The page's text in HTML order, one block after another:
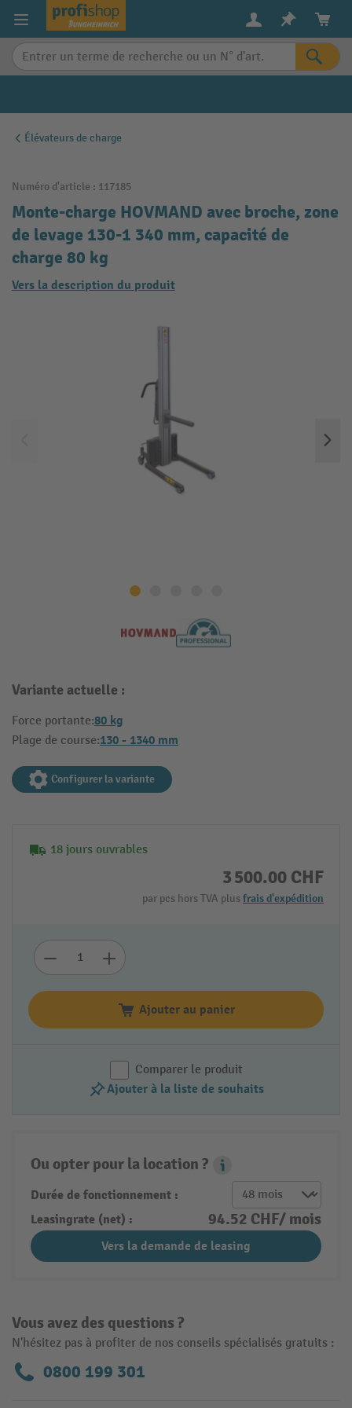
content
Élévateurs de charge
Numéro d'article : 117185
Monte-charge HOVMAND avec broche, zone
de levage 130-1 340 mm, capacité de
charge 80 kg
Vers la description du produit
Variante actuelle :
Force portante:80 kg
Plage de course:130 - 1340 mm
Configurer la variante
18 jours ouvrables
3 500.00 CHF
par pcs hors TVA plus frais d'expédition
Ajouter au panier
Comparer le produit
Ajouter à la liste de souhaits
Vous avez des questions ?
N'hésitez pas à profiter de nos conseils spécialisés gratuits :
0800 199 301
Ou opter pour la location ?
Leasing Popover
Durée de fonctionnement :
Leasingrate (net) :
94.52 CHF/ mois
Vers la demande de leasing